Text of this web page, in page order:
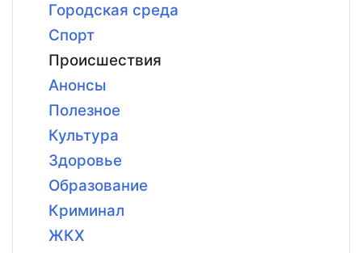
Городская среда
Спорт
Происшествия
Анонсы
Полезное
Культура
Здоровье
Образование
Криминал
ЖКХ